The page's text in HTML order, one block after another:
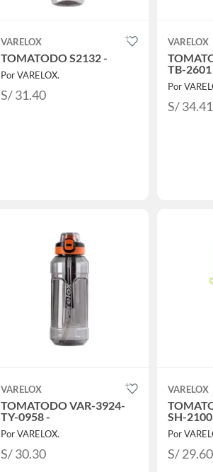
VARELOX
TOMATODO S2132 -
Por VARELOX.
S/ 31.40
VARELOX
TB-2601
Por
S/ 34.41
VARELOX
TOMATODO VAR-3924-
TY-0958 -
Por VARELOX.
S/ 30.30
VARELOX
SH-
Por
S/ 29.60